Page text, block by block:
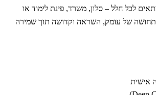
לכל חלל – סלון, משרד, פינת לימוד או
תחושה של עומק, השראה וקדושה תוך שמירה
אישית